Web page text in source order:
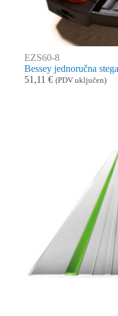
EZS60-8
Bessey jednoručna
51,11 € (PDV uključen)